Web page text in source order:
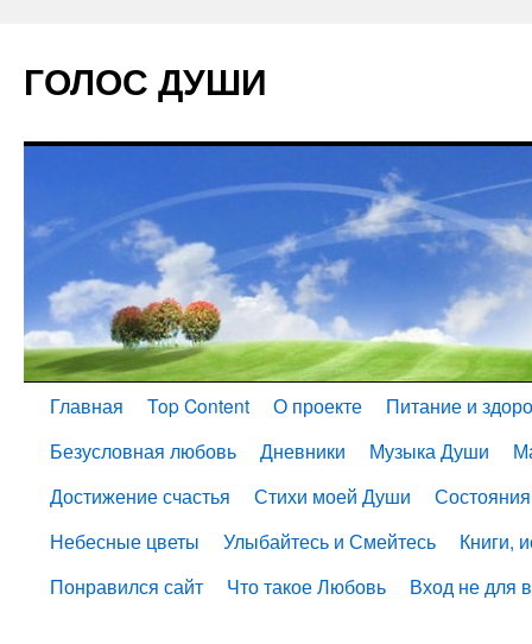
ГОЛОС ДУШИ
Главная Top Content О проекте
Питание и
Безусловная любовь
Дневники Музыка Души
Достижение счастья
Стихи моей Души
Небесные цветы
Улыбайтесь и Смейтесь
Книги,
Понравился сайт
Что такое Любовь Вход не для